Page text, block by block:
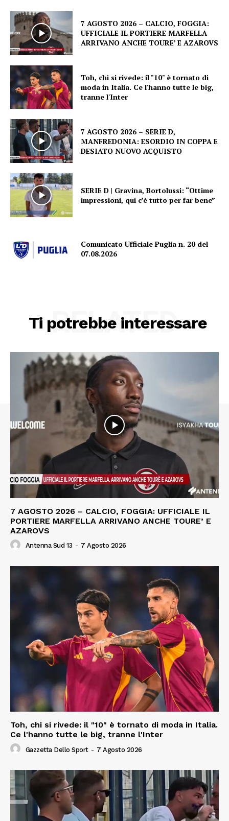
7 AGOSTO 2026 – CALCIO, FOGGIA:
UFFICIALE IL PORTIERE MARFELLA
ARRIVANO ANCHE TOURE’ E AZAROVS
Toh, chi si rivede: il "10" è tornato di
moda in Italia. Ce l'hanno tutte le big,
tranne l'Inter
7 AGOSTO 2026 – SERIE D,
MANFREDONIA: ESORDIO IN COPPA E
DESIATO NUOVO ACQUISTO
SERIE D | Gravina, Bortolussi: “Ottime
impressioni, qui c’è tutto per far bene”
Comunicato Ufficiale Puglia n. 20 del
07.08.2026
Ti potrebbe interessare
RELATED
7 AGOSTO 2026 – CALCIO, FOGGIA: UFFICIALE IL
PORTIERE MARFELLA ARRIVANO ANCHE TOURE’ E
AZAROVS
Antenna Sud 13 - 7 Agosto 2026
Toh, chi si rivede: il "10" è tornato di moda in Italia.
Ce l'hanno tutte le big, tranne l'Inter
Gazzetta Dello Sport - 7 Agosto 2026